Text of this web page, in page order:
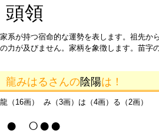
頭領
家系が持つ宿命的な運勢を表します。祖先か
の力が及びません。家柄を象徴します。苗字
龍みはるさんの陰陽は！
龍（16画） み（3画）は（4画）る（2画）
● ○●●